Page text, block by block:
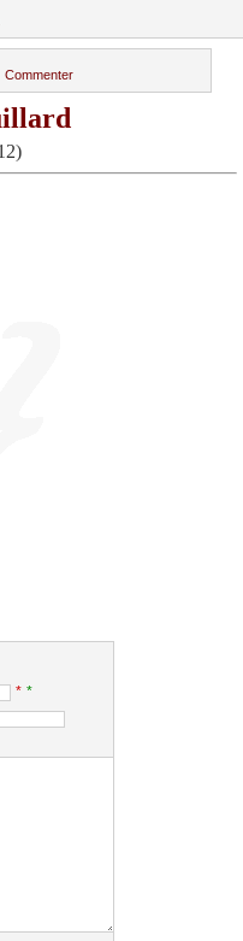
Commenter
* *